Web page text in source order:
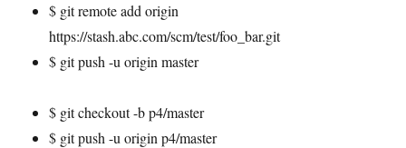
$ git remote add origin
https://stash.abc.com/scm/test/foo_bar.git
$ git push -u origin master
$ git checkout -b p4/master
$ git push -u origin p4/master